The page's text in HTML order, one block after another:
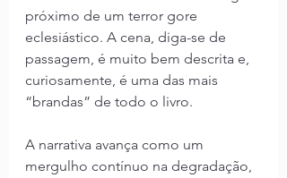
próximo de um terror gore
eclesiástico. A cena, diga-se de
passagem, é muito bem descrita e,
curiosamente, é uma das mais
“brandas” de todo o livro.
A narrativa avança como um
mergulho contínuo na degradação,